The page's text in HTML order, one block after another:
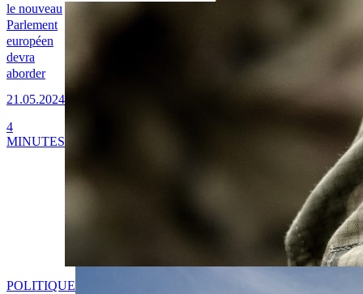
le nouveau
Parlement
européen
devra
aborder
21.05.2024
4
MINUTES
POLITIQUE